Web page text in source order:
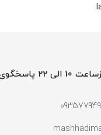
شما هستیم